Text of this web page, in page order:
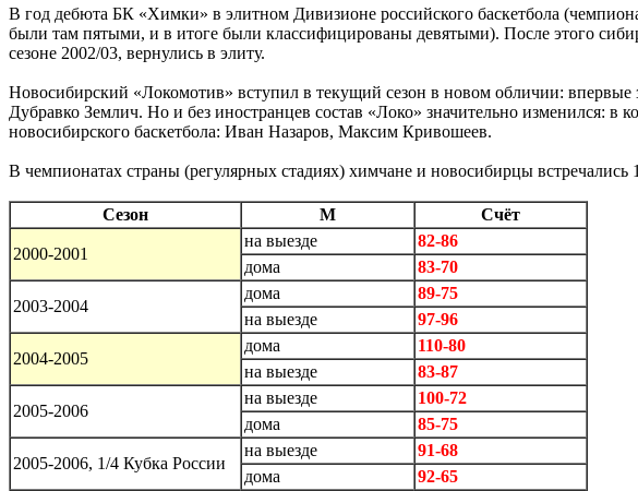
В год дебюта БК «Химки» в элитном Дивизионе российского баскетбола
были там пятыми, и в итоге были классифицированы девятыми). После этого
сезоне 2002/03, вернулись в элиту.
Новосибирский «Локомотив» вступил в текущий сезон в новом обличии:
Дубравко Землич. Но и без иностранцев состав «Локо» значительно изменился:
новосибирского баскетбола: Иван Назаров, Максим Кривошеев.
В чемпионатах страны (регулярных стадиях) химчане и новосибирцы
Сезон М Счёт
2000-2001
на выезде
82-86
дома
83-70
2003-2004
дома
89-75
на выезде
97-96
2004-2005
дома
110-80
на выезде
83-87
2005-2006
на выезде
100-72
дома
85-75
2005-2006, 1/4 Кубка России
на выезде
91-68
дома
92-65